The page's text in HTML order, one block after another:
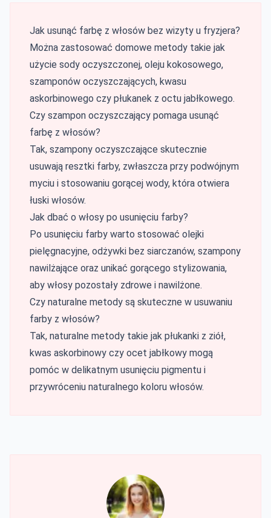
Jak usunąć farbę z włosów bez wizyty u fryzjera?
Można zastosować domowe metody takie jak
użycie sody oczyszczonej, oleju kokosowego,
szamponów oczyszczających, kwasu
askorbinowego czy płukanek z octu jabłkowego.
Czy szampon oczyszczający pomaga usunąć
farbę z włosów?
Tak, szampony oczyszczające skutecznie
usuwają resztki farby, zwłaszcza przy podwójnym
myciu i stosowaniu gorącej wody, która otwiera
łuski włosów.
Jak dbać o włosy po usunięciu farby?
Po usunięciu farby warto stosować olejki
pielęgnacyjne, odżywki bez siarczanów, szampony
nawilżające oraz unikać gorącego stylizowania,
aby włosy pozostały zdrowe i nawilżone.
Czy naturalne metody są skuteczne w usuwaniu
farby z włosów?
Tak, naturalne metody takie jak płukanki z ziół,
kwas askorbinowy czy ocet jabłkowy mogą
pomóc w delikatnym usunięciu pigmentu i
przywróceniu naturalnego koloru włosów.